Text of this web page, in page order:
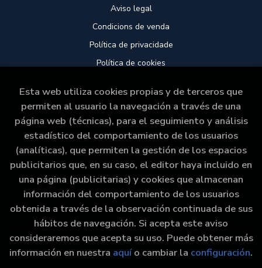
Aviso legal
Condicions de venda
Política de privacidade
Política de cookies
ATENCIÓN AL CLIENTE
Quem somos
Pedidos especiais
formulario de desistencia
2026 ©Libraría Paz. Todos los Derechos Reservados
|Grupo Trevenque
Esta web utiliza cookies propias y de terceros que
permiten al usuario la navegación a través de una
página web (técnicas), para el seguimiento y análisis
estadístico del comportamiento de los usuarios
(analíticas), que permiten la gestión de los espacios
publicitarios que, en su caso, el editor haya incluido en
una página (publicitarias) y cookies que almacenan
información del comportamiento de los usuarios
obtenida a través de la observación continuada de sus
hábitos de navegación. Si acepta este aviso
consideraremos que acepta su uso. Puede obtener más
información en nuestra aquío cambiar la configuración.